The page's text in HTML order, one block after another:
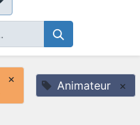
× Animateur ×